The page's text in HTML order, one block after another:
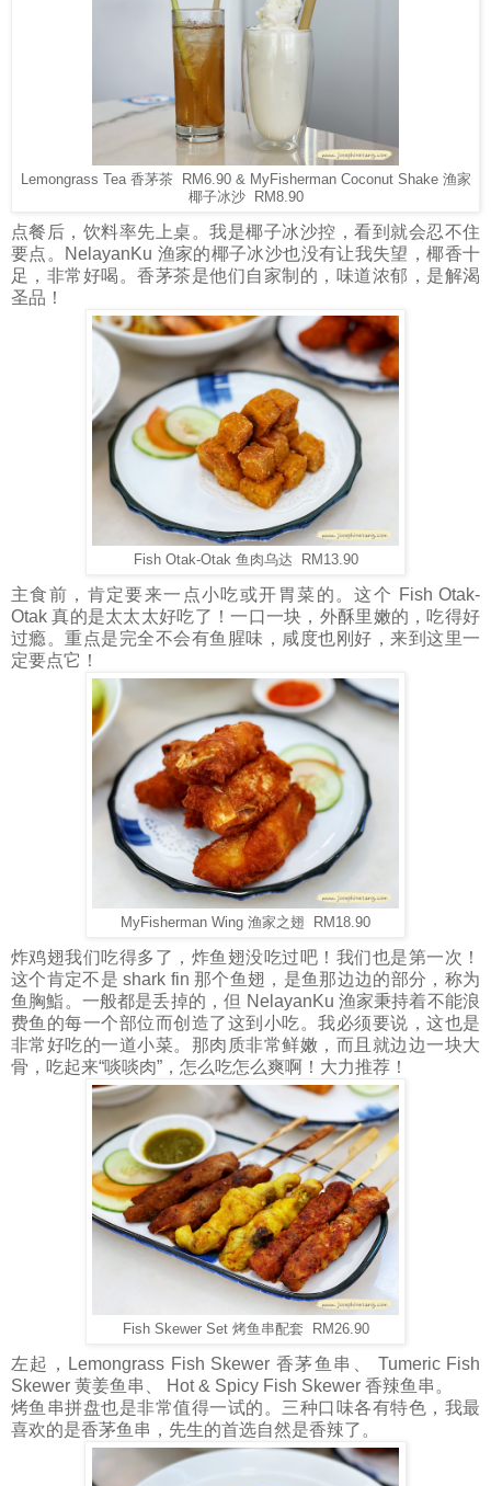
Lemongrass Tea 香茅茶 RM6.90 & MyFisherman Coconut Shake 渔家
椰子冰沙 RM8.90
点餐后，饮料率先上桌。我是椰子冰沙控，看到就会忍不住
要点。NelayanKu 渔家的椰子冰沙也没有让我失望，椰香十
足，非常好喝。香茅茶是他们自家制的，味道浓郁，是解渴
圣品！
Fish Otak-Otak 鱼肉乌达 RM13.90
主食前，肯定要来一点小吃或开胃菜的。这个 Fish Otak-
Otak 真的是太太太好吃了！一口一块，外酥里嫩的，吃得好
过瘾。重点是完全不会有鱼腥味，咸度也刚好，来到这里一
定要点它！
MyFisherman Wing 渔家之翅 RM18.90
炸鸡翅我们吃得多了，炸鱼翅没吃过吧！我们也是第一次！
这个肯定不是 shark fin 那个鱼翅，是鱼那边边的部分，称为
鱼胸鮨。一般都是丢掉的，但 NelayanKu 渔家秉持着不能浪
费鱼的每一个部位而创造了这到小吃。我必须要说，这也是
非常好吃的一道小菜。那肉质非常鲜嫩，而且就边边一块大
骨，吃起来“啖啖肉”，怎么吃怎么爽啊！大力推荐！
Fish Skewer Set 烤鱼串配套 RM26.90
左起，Lemongrass Fish Skewer 香茅鱼串、 Tumeric Fish
Skewer 黄姜鱼串、 Hot & Spicy Fish Skewer 香辣鱼串。
烤鱼串拼盘也是非常值得一试的。三种口味各有特色，我最
喜欢的是香茅鱼串，先生的首选自然是香辣了。